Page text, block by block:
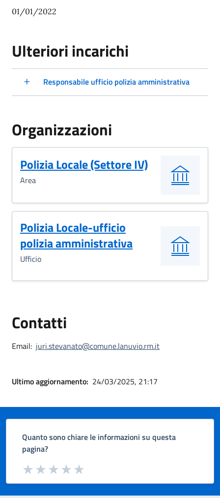
01/01/2022
Ulteriori incarichi
Responsabile ufficio polizia amministrativa
Organizzazioni
Polizia Locale (Settore IV)
Area
Polizia Locale-ufficio
polizia amministrativa
Ufficio
Contatti
Email: juri.stevanato@comune.lanuvio.rm.it
Ultimo aggiornamento: 24/03/2025, 21:17
Quanto sono chiare le informazioni su questa
pagina?
Valuta da 1 a 5 stelle la pagina
Valuta 5 stelle su 5
Valuta 4 stelle su 5
Valuta 3 stelle su 5
Valuta 2 stelle su 5
Valuta 1 stelle su 5